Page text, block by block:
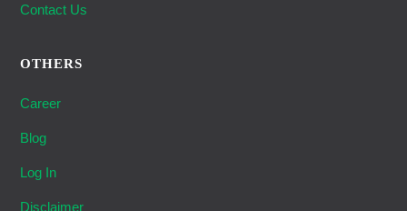
Contact Us
OTHERS
Career
Blog
Log In
Disclaimer